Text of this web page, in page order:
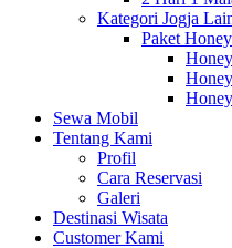
Kategori Jogja
Paket
Sewa Mobil
Tentang Kami
Profil
Cara Reservasi
Galeri
Destinasi Wisata
Customer Kami